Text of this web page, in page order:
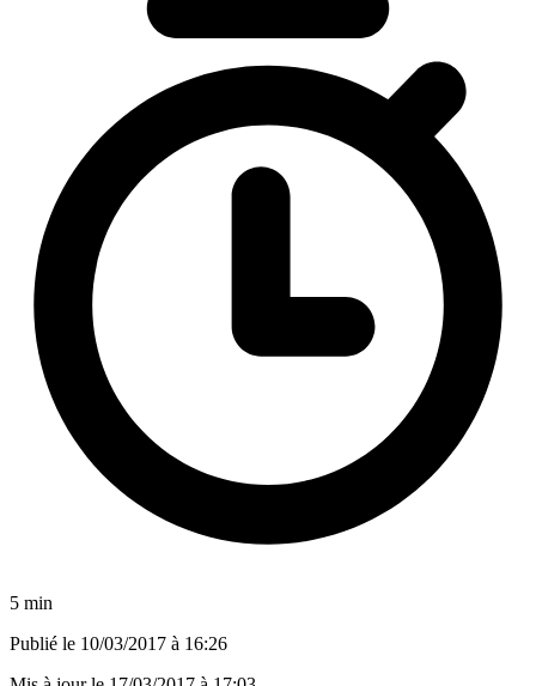
5 min
Publié le 10/03/2017 à 16:26